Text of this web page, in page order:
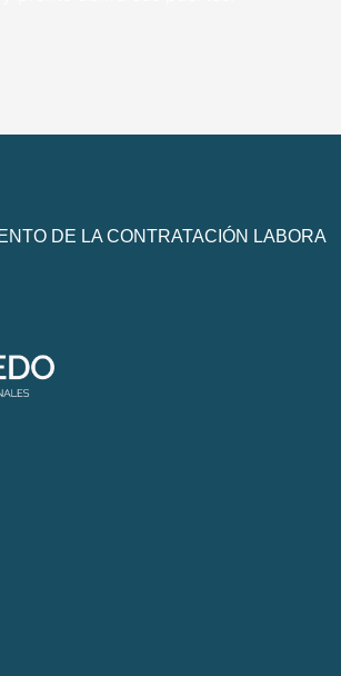
DE LA CONTRATACIÓN LABORA